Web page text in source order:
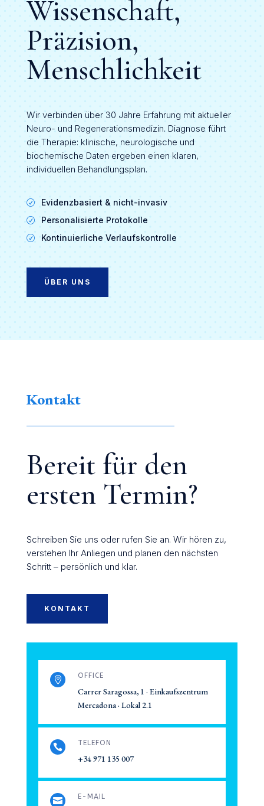
Wissenschaft,
Präzision,
Menschlichkeit
Wir verbinden über 30 Jahre Erfahrung mit aktueller
Neuro- und Regenerationsmedizin. Diagnose führt
die Therapie: klinische, neurologische und
biochemische Daten ergeben einen klaren,
individuellen Behandlungsplan.
R Evidenzbasiert & nicht-invasiv
R Personalisierte Protokolle
R Kontinuierliche Verlaufskontrolle
ÜBER UNS
Kontakt
Bereit für den
ersten Termin?
Schreiben Sie uns oder rufen Sie an. Wir hören zu,
verstehen Ihr Anliegen und planen den nächsten
Schritt – persönlich und klar.
KONTAKT
 OFFICE
Carrer Saragossa, 1 · Einkaufszentrum
Mercadona · Lokal 2.1
 TELEFON
+34 971 135 007
 E-MAIL